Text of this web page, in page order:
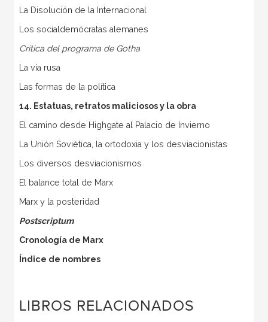
La Disolución de la Internacional
Los socialdemócratas alemanes
Crítica del programa de Gotha
La vía rusa
Las formas de la política
14. Estatuas, retratos maliciosos y la obra
El camino desde Highgate al Palacio de Invierno
La Unión Soviética, la ortodoxia y los desviacionistas
Los diversos desviacionismos
El balance total de Marx
Marx y la posteridad
Postscriptum
Cronología de Marx
Índice de nombres
LIBROS RELACIONADOS